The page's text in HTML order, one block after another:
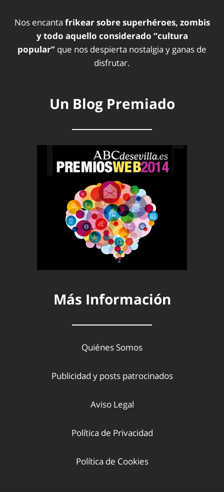
Nos encanta frikear sobre superhéroes, zombis
y todo aquello considerado “cultura
popular” que nos despierta nostalgia y ganas de
disfrutar.
Un Blog Premiado
Más Información
Quiénes Somos
Publicidad y posts patrocinados
Aviso Legal
Política de Privacidad
Política de Cookies